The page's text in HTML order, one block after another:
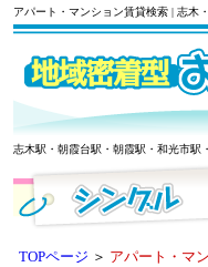
アパート・マンション賃貸検索 | 志木
志木駅・朝霞台駅・朝霞駅・和光市駅
TOPページ ＞ アパート・マ